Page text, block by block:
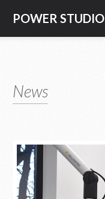
POWER STUDIO
News